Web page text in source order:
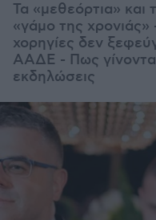
Τα «μεθεόρτια» και
«γάμο της χρονιάς»
χορηγίες δεν
ΑΑΔΕ - Πως
εκδηλώσεις